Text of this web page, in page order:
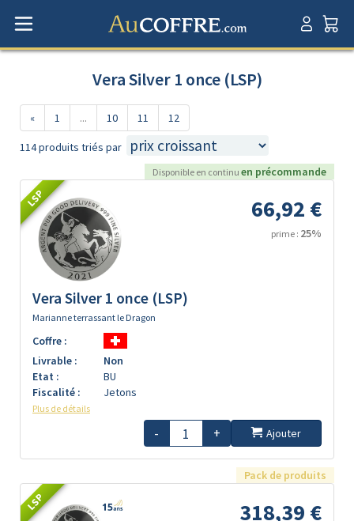
Vera Silver 1 once (LSP)
« 1 ... 10 11 12
114 produits triés par
Disponible en continu en précommande
LSP 66,92 €
prime : 25%
Vera Silver 1 once (LSP)
Marianne terrassant le Dragon
Coffre :
Livrable :
Non
Etat :
BU
Fiscalité :
Jetons
Plus de détails
- + Ajouter
Pack de produits
LSP 318,39 €